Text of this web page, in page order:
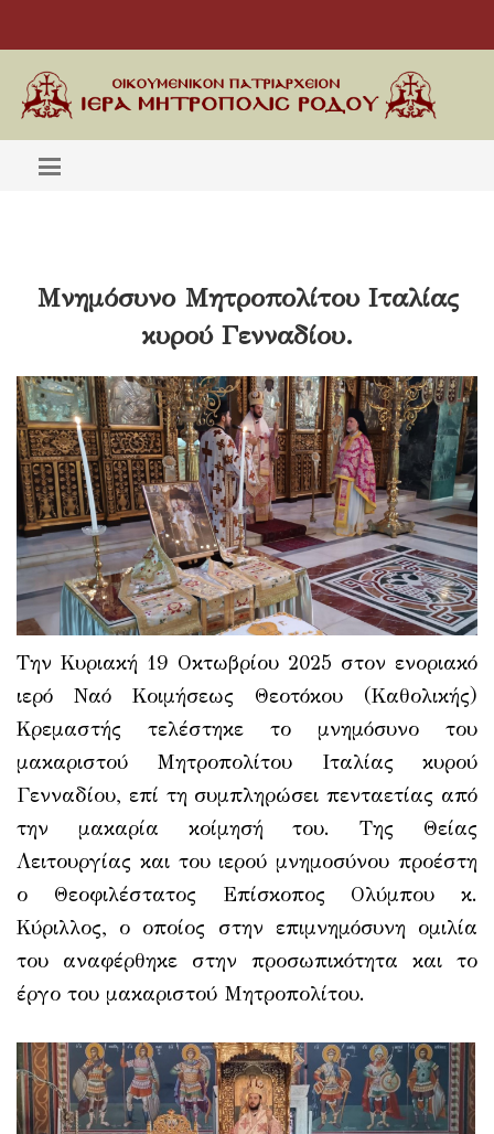
Μνημόσυνο Μητροπολίτου Ιταλίας
κυρού Γενναδίου.
Την Κυριακή 19 Οκτωβρίου 2025 στον ενοριακό
ιερό Ναό Κοιμήσεως Θεοτόκου (Καθολικής)
Κρεμαστής τελέστηκε το μνημόσυνο του
μακαριστού Μητροπολίτου Ιταλίας κυρού
Γενναδίου, επί τη συμπληρώσει πενταετίας από
την μακαρία κοίμησή του. Της Θείας
Λειτουργίας και του ιερού μνημοσύνου προέστη
ο Θεοφιλέστατος Επίσκοπος Ολύμπου κ.
Κύριλλος, ο οποίος στην επιμνημόσυνη ομιλία
του αναφέρθηκε στην προσωπικότητα και το
έργο του μακαριστού Μητροπολίτου.